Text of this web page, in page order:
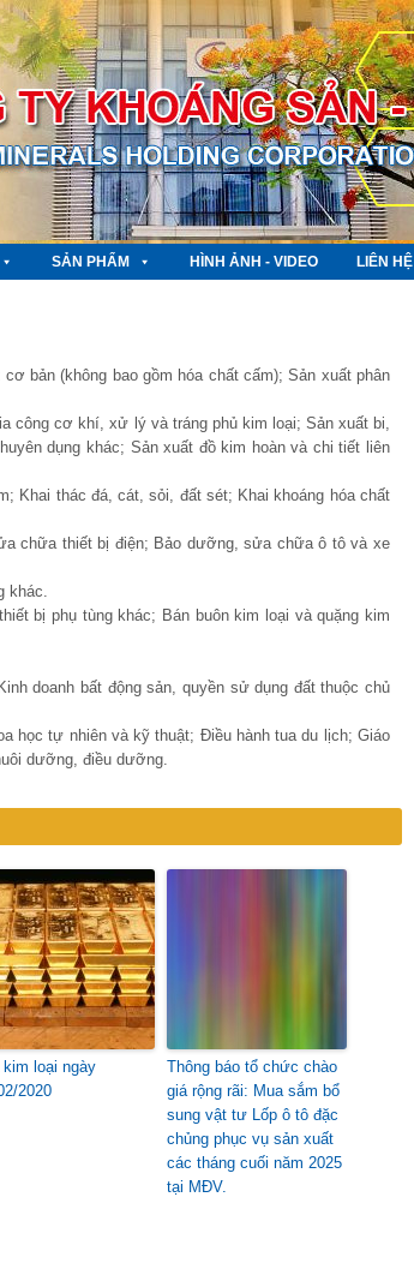
SẢN PHẨM HÌNH ẢNH - VIDEO LIÊN HỆ
bản (không bao gồm hóa chất cấm); Sản xuất phân
công cơ khí, xử lý và tráng phủ kim loại; Sản xuất bi,
dụng khác; Sản xuất đồ kim hoàn và chi tiết liên
Khai thác đá, cát, sỏi, đất sét; Khai khoáng hóa chất
chữa thiết bị điện; Bảo dưỡng, sửa chữa ô tô và xe
khác.
bị phụ tùng khác; Bán buôn kim loại và quặng kim
doanh bất động sản, quyền sử dụng đất thuộc chủ
học tự nhiên và kỹ thuật; Điều hành tua du lịch; Giáo
dưỡng, điều dưỡng.
kim loại ngày
2020
Thông báo tổ chức chào
giá rộng rãi: Mua sắm bổ
sung vật tư Lốp ô tô đặc
chủng phục vụ sản xuất
các tháng cuối năm 2025
tại MĐV.